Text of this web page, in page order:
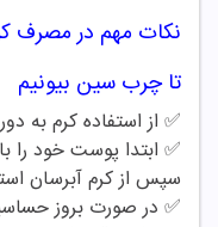
نکات مهم در مصرف
تا چرب سین بیونیم
✅ از استفاده کرم به
✅ ابتدا پوست خود
سپس از کرم آبرسان
✅ در صورت بروز